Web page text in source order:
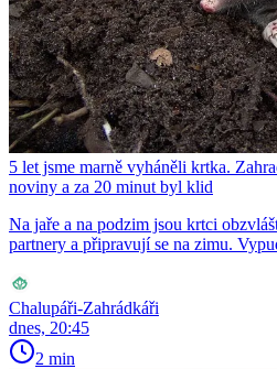
5 let jsme marně vyháněli krtka.
noviny a za 20 minut byl klid
Na jaře a na podzim jsou krtci
partnery a připravují se na zimu.
Chalupáři-Zahrádkáři
dnes, 20:45
2 min